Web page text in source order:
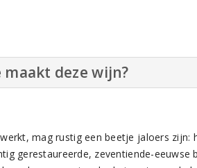
deze wijn?
mag rustig een beetje jaloers zijn:
gerestaureerde, zeventiende-eeuwse